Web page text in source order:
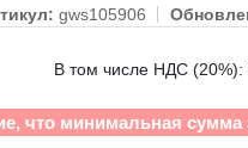
gws105906
В том числе НДС (20%):
что минимальная сумма